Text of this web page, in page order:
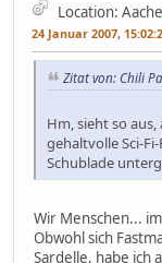
Location:
24 Januar 2007,
Zitat von: Chili
Hm, sieht so
gehaltvolle Sci-
Schublade
Wir Menschen...
Obwohl sich
Sardelle, habe ich